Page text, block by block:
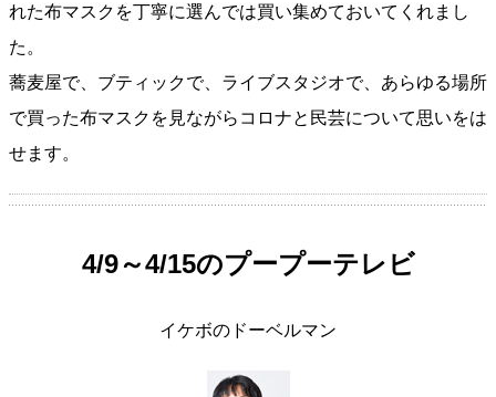
れた布マスクを丁寧に選んでは買い集めておいてくれまし
た。
蕎麦屋で、ブティックで、ライブスタジオで、あらゆる場所
で買った布マスクを見ながらコロナと民芸について思いをは
せます。
4/9～4/15のプープーテレビ
イケボのドーベルマン